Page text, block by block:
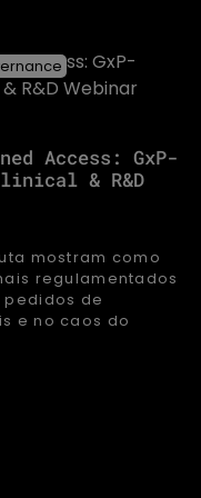
Access: GxP-
& R&D
mostram como
regulamentados
pedidos de
e no caos do